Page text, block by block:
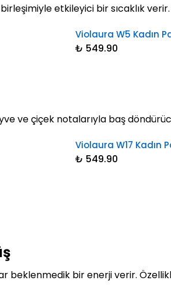
etkileyici bir sıcaklık verir.
Violaura W5 Kadın
₺ 549.90
ve çiçek notalarıyla baş
Violaura W17 Kadın
₺ 549.90
beklenmedik bir enerji verir.